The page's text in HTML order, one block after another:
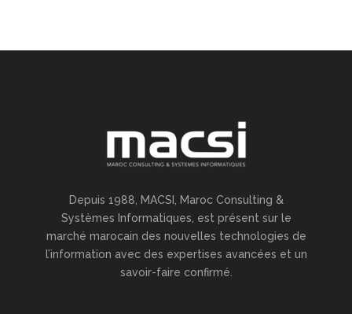
Depuis 1988, MACSI, Maroc Consulting &
Systèmes Informatiques, est présent sur le
marché marocain des nouvelles technologies de
l’information avec des expertises avancées et un
savoir-faire confirmé.